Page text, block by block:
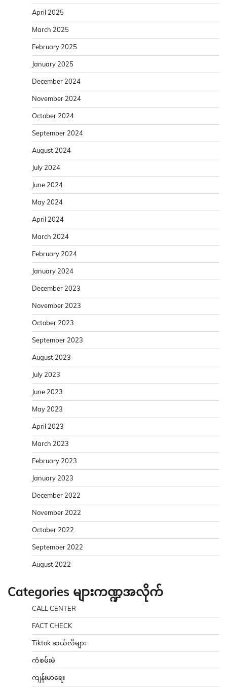
April 2025
March 2025
February 2025
January 2025
December 2024
November 2024
October 2024
September 2024
August 2024
July 2024
June 2024
May 2024
April 2024
March 2024
February 2024
January 2024
December 2023
November 2023
October 2023
September 2023
August 2023
July 2023
June 2023
May 2023
April 2023
March 2023
February 2023
January 2023
December 2022
November 2022
October 2022
September 2022
August 2022
Categories များကဏ္ဍအလိုက်
CALL CENTER
FACT CHECK
Tiktok ဆယ်လီများ
ကံစမ်းမဲ
ကျန်းမာရေး